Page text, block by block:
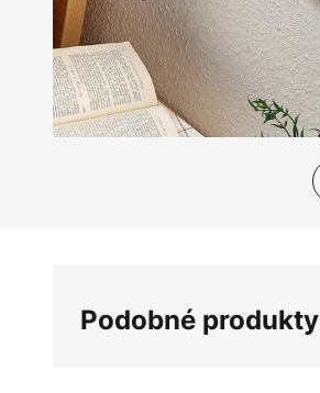
obrázkov
Podobné produkty